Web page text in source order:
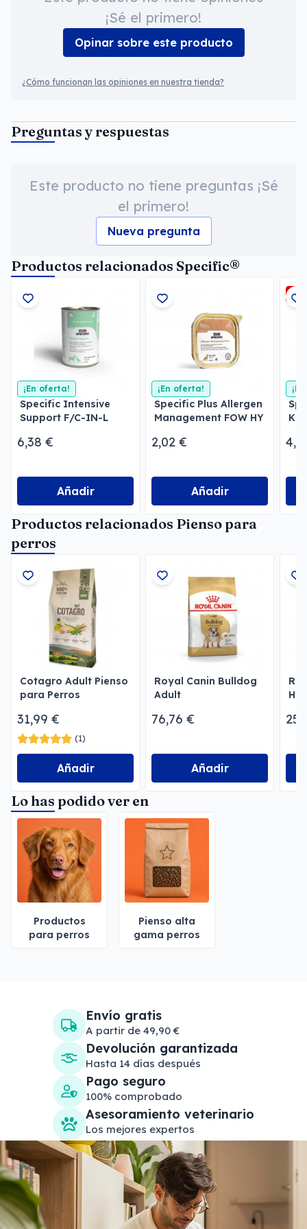
¡Sé el primero!
Opinar sobre este producto
¿Cómo funcionan las opiniones en nuestra tienda?
Preguntas y respuestas
Este producto no tiene preguntas ¡Sé
el primero!
Nueva pregunta
Productos relacionados Specific®
¡En oferta!
Specific Intensive
Support F/C-IN-L
6,38 €
Añadir
¡En oferta!
Specific Plus Allergen
Management FOW HY
2,02 €
Añadir
-
Productos relacionados Pienso para
perros
Cotagro Adult Pienso
para Perros
31,99 €
(1)
Añadir
Royal Canin Bulldog
Adult
76,76 €
Añadir
Lo has podido ver en
Productos
para perros
Pienso alta
gama perros
Envío gratis
A partir de 49,90 €
Devolución garantizada
Hasta 14 días después
Pago seguro
100% comprobado
Asesoramiento veterinario
Los mejores expertos